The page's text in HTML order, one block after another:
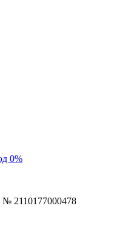
0%
2110177000478